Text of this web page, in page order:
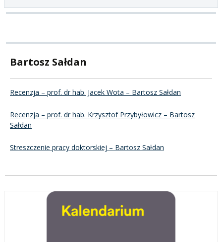
Bartosz Sałdan
Recenzja – prof. dr hab. Jacek Wota – Bartosz Sałdan
Recenzja – prof. dr hab. Krzysztof Przybyłowicz – Bartosz
Sałdan
Streszczenie pracy doktorskiej – Bartosz Sałdan